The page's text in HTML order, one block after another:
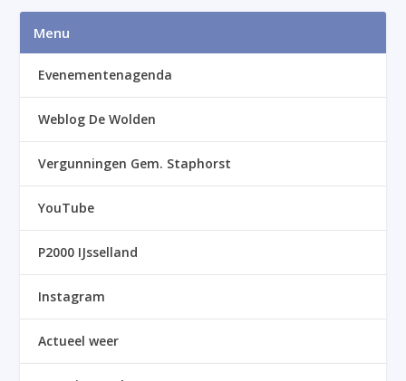
Menu
Evenementenagenda
Weblog De Wolden
Vergunningen Gem. Staphorst
YouTube
P2000 IJsselland
Instagram
Actueel weer